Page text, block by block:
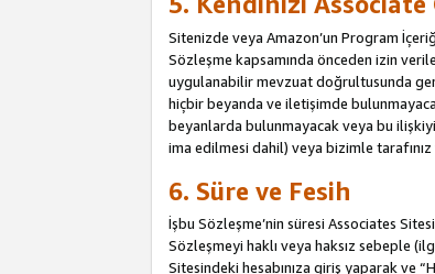
Sitenizde veya Amazon’un Program
Sözleşme kapsamında önceden izin
uygulanabilir mevzuat doğrultusunda
hiçbir beyanda ve iletişimde
beyanlarda bulunmayacak veya bu
ima edilmesi dahil) veya bizimle
6. Süre ve Fesih
İşbu Sözleşme’nin süresi Associates
Sözleşmeyi haklı veya haksız sebeple
Sitesindeki hesabınıza giriş yaparak ve